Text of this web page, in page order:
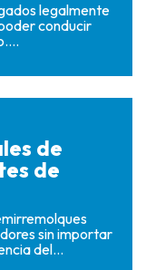
legalmente
conducir
de
de
sin importar
del...